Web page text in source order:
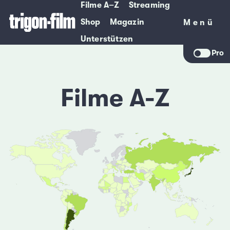
Filme A–Z
Streaming
Shop
Magazin
Unterstützen
Menü
Menü
Pro
Filme A-Z